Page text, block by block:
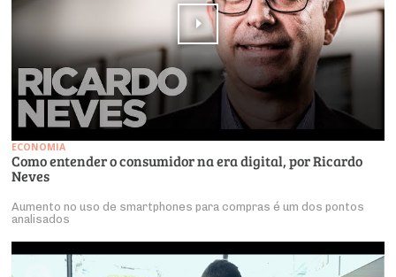
ECONOMIA
Como entender o consumidor na era digital, por Ricardo
Neves
Aumento no uso de smartphones para compras é um dos pontos
analisados